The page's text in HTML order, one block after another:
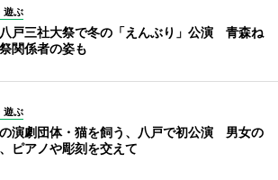
遊ぶ
戸三社大祭で冬の「えんぶり」公演 青森ね
関係者の姿も
遊ぶ
演劇団体・猫を飼う、八戸で初公演 男女の
ピアノや彫刻を交えて